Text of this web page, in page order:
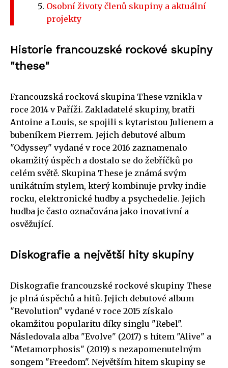
Osobní životy členů skupiny a aktuální
projekty
Historie francouzské rockové skupiny
"these"
Francouzská rocková skupina These vznikla v
roce 2014 v Paříži. Zakladatelé skupiny, bratři
Antoine a Louis, se spojili s kytaristou Julienem a
bubeníkem Pierrem. Jejich debutové album
"Odyssey" vydané v roce 2016 zaznamenalo
okamžitý úspěch a dostalo se do žebříčků po
celém světě. Skupina These je známá svým
unikátním stylem, který kombinuje prvky indie
rocku, elektronické hudby a psychedelie. Jejich
hudba je často označována jako inovativní a
osvěžující.
Diskografie a největší hity skupiny
Diskografie francouzské rockové skupiny These
je plná úspěchů a hitů. Jejich debutové album
"Revolution" vydané v roce 2015 získalo
okamžitou popularitu díky singlu "Rebel".
Následovala alba "Evolve" (2017) s hitem "Alive" a
"Metamorphosis" (2019) s nezapomenutelným
songem "Freedom". Největším hitem skupiny se